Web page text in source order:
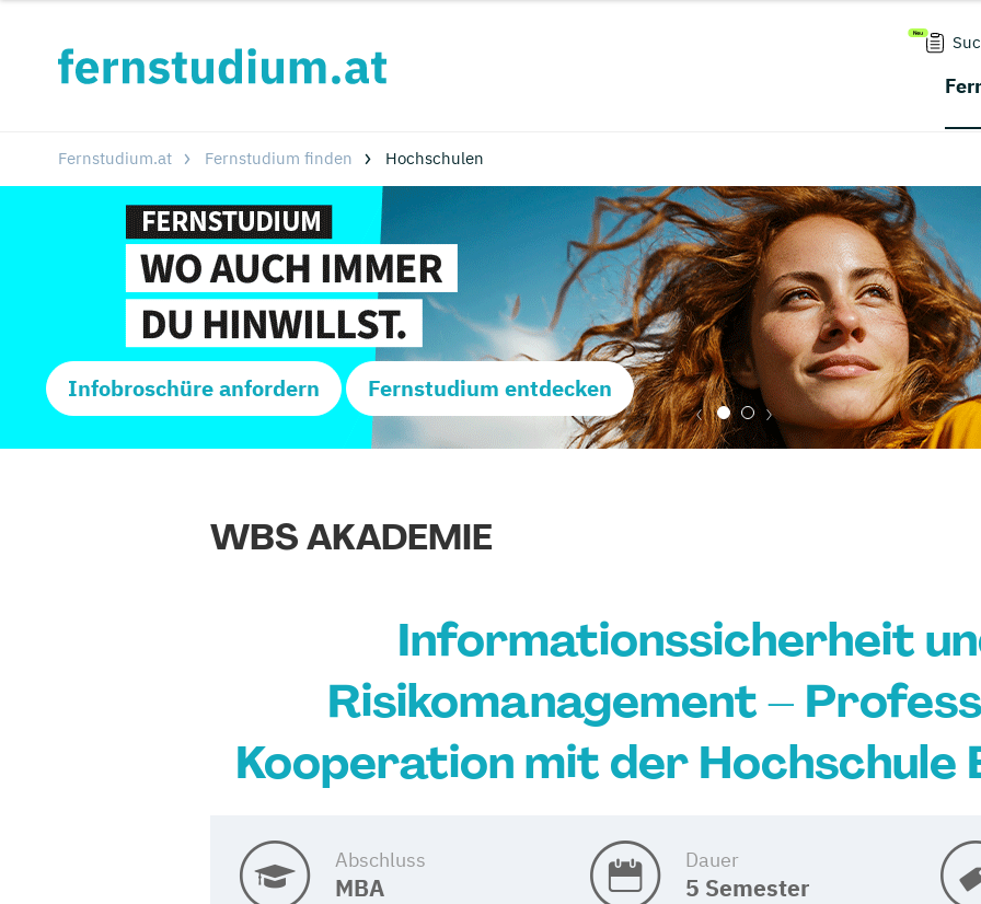
Fernstudium.at Fernstudium finden Hochschulen
Infobroschüre anfordern Fernstudium entdecken
WBS AKADEMIE
Informationssicherheit
Risikomanagement –
Kooperation mit der Hochschule
Abschluss
MBA
Dauer
5 Semester